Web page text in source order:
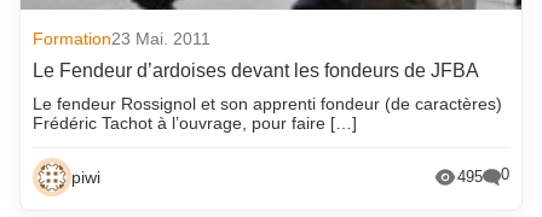
Formation23 Mai. 2011
Le Fendeur d’ardoises devant les fondeurs de JFBA
Le fendeur Rossignol et son apprenti fondeur (de caractères)
Frédéric Tachot à l’ouvrage, pour faire […]
piwi 495 0